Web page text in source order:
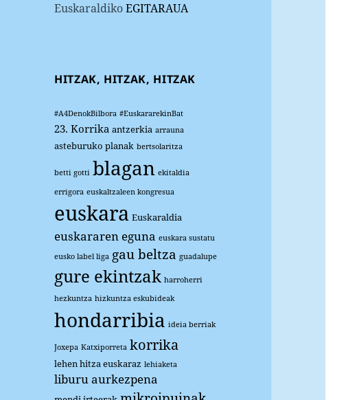
EuskaraldikoEGITARAUA
HITZAK, HITZAK, HITZAK
#A4DenokBilbora #EuskararekinBat
23. Korrika antzerkia arrauna
asteburuko planak bertsolaritza
betti gotti blagan ekitaldia
errigora euskaltzaleen kongresua
euskara Euskaraldia
euskararen eguna euskara sustatu
eusko label liga gau beltza guadalupe
gure ekintzak harroherri
hezkuntza hizkuntza eskubideak
hondarribia ideia berriak
Joxepa Katxiporreta korrika
lehen hitza euskaraz lehiaketa
liburu aurkezpena